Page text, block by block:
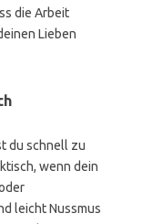
die Arbeit
Lieben
du schnell zu
wenn dein
leicht Nussmus